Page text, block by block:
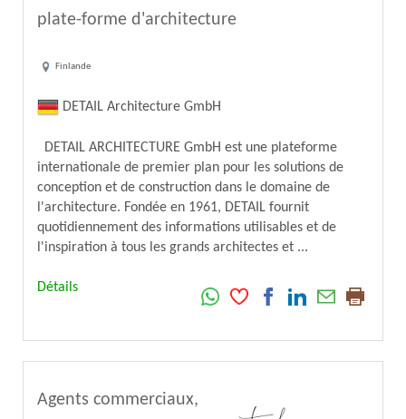
plate-forme d'architecture
Finlande
DETAIL Architecture GmbH
DETAIL ARCHITECTURE GmbH est une plateforme
internationale de premier plan pour les solutions de
conception et de construction dans le domaine de
l'architecture. Fondée en 1961, DETAIL fournit
quotidiennement des informations utilisables et de
l'inspiration à tous les grands architectes et ...
Détails
Agents commerciaux,